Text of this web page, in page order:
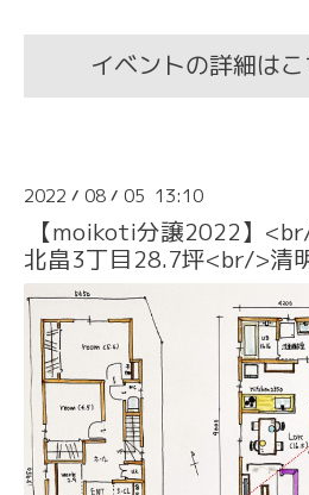
イベントの詳細はこ
2022 / 08 / 05 13:10
【moikoti分譲2022】
北畠3丁目28.7坪<br/>清